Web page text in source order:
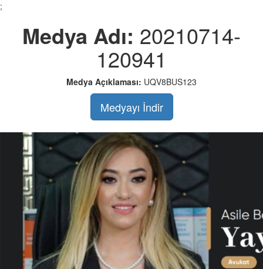
;
Medya Adı: 20210714-
120941
Medya Açıklaması: UQV8BUS123
Medyayı İndir